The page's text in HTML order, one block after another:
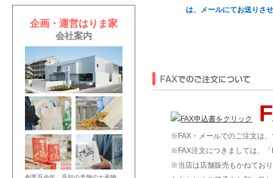
は、メールにてお送りさ
※FAX・メールでのご注文は
※FAX注文につきましては、
※当店は店舗販売もかねてお
企画・運営はりま家
会社案内